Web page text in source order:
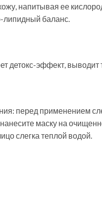
напитывая ее
липидный баланс.
детокс-эффект,
перед применением
маску на
слегка теплой водой.